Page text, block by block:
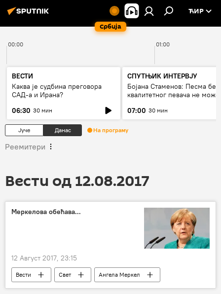
Србија
ЋИР
00:00 01:00
ВЕСТИ
Каква је судбина преговора
САД-а и Ирана?
06:30 30 мин
СПУТЊИК ИНТЕРВЈУ
Бојана Стаменов: Песма без
квалитетног певача не може
07:00 30 мин
Јуче Данас На програму
Реемитери
Вести од 12.08.2017
Меркелова обећава...
12 Август 2017, 23:15
Вести Свет
Ангела Меркел
парламентарни избори у Немачкој
Европа